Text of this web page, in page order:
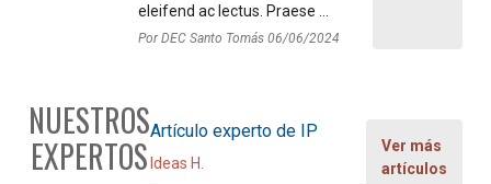
eleifend ac lectus. Praese ...
Por DEC Santo Tomás 06/06/2024
NUESTROS
EXPERTOS
Artículo experto de IP
Ideas H.
Ver más
artículos